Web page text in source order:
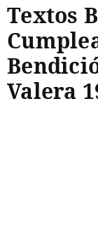
Textos
Valera